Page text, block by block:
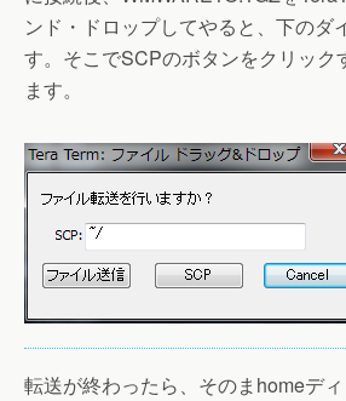
ンド・ドロップしてやると、下のダ
す。そこでSCPのボタンをクリック
ます。
転送が終わったら、そのまhomeデ